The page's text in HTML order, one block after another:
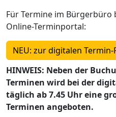
Für Termine im Bürgerbüro
Online-Terminportal:
NEU: zur digitalen
HINWEIS: Neben der
Terminen wird bei der
täglich ab 7.45 Uhr eine
Terminen angeboten.